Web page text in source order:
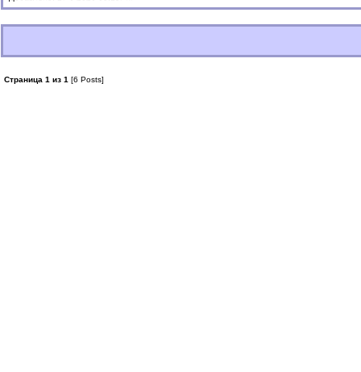
Страница 1 из 1 [6 Posts]